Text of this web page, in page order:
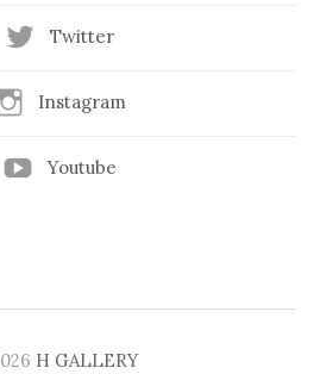
Twitter
Instagram
Youtube
H GALLERY